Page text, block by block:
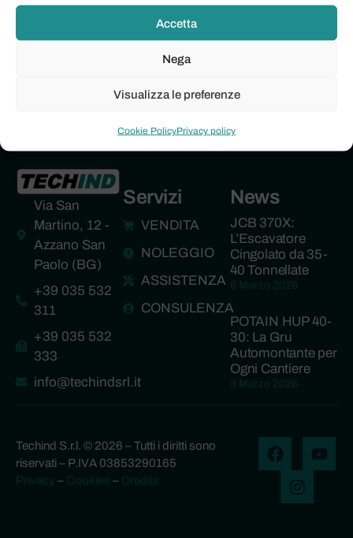
Accetta
Nega
Visualizza le preferenze
Cookie PolicyPrivacy policy
l’efficienza e la capacità di operare in spazi ristretti sono
diventate priorità assolute. È in questo contesto che
di JCB: l’escavatore cingolato JCB 145XR. Questo
modello rivoluzionario, erede della solida reputazione
Via San
Martino, 12 -
Azzano San
Paolo (BG)
+39 035 532
311
+39 035 532
333
info@techindsrl.it
Servizi
VENDITA
NOLEGGIO
ASSISTENZA
CONSULENZA
News
JCB 370X:
L’Escavatore
Cingolato da 35-
40 Tonnellate
6 Marzo 2026
POTAIN HUP 40-
30: La Gru
Automontante per
Ogni Cantiere
3 Marzo 2026
Techind S.r.l. © 2026 – Tutti i diritti sono
riservati – P.IVA 03853290165
Privacy – Cookies – Credits